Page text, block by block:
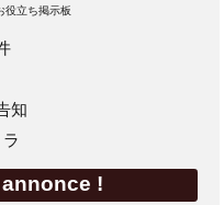
役立ち掲示板
知
!